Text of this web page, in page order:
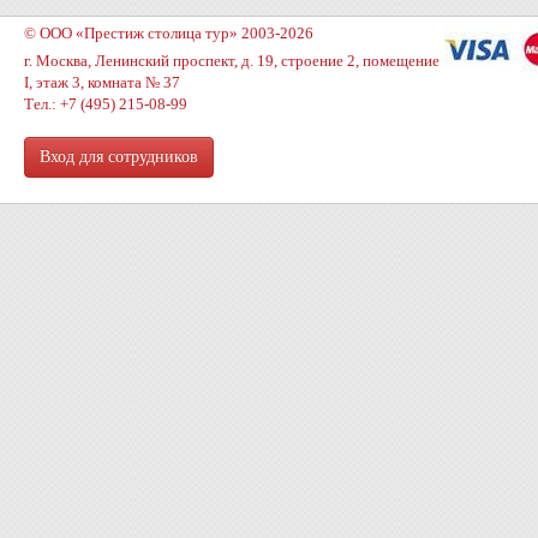
© ООО «Престиж столица тур» 2003-2026
г. Москва, Ленинский проспект, д. 19, строение 2, помещение
I, этаж 3, комната № 37
Тел.: +7 (495) 215-08-99
Вход для сотрудников